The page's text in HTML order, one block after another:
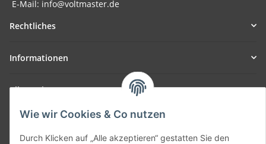
Wie wir Cookies & Co nutzen
Durch Klicken auf „Alle akzeptieren“ gestatten Sie den
E-Mail: info@voltmaster.de
Rechtliches
Informationen
Allgemein
Teil unseres Netzwerks:
SmoliTec - Safety. Simplified. Worldwide. ( B2B Shop )